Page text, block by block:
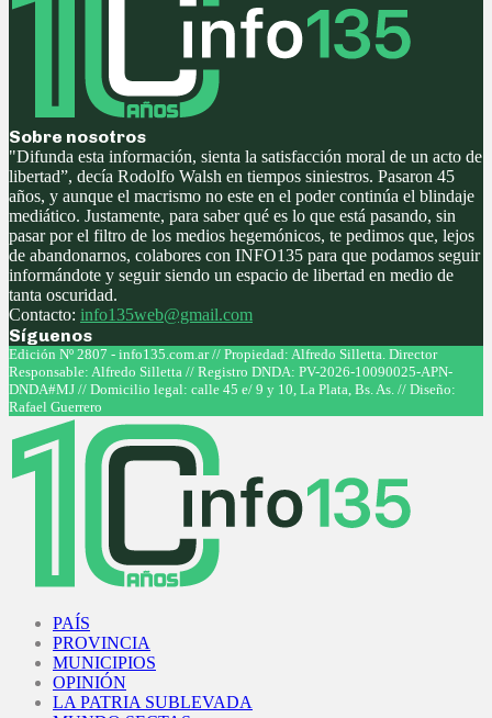
Sobre nosotros
"Difunda esta información, sienta la satisfacción moral de un acto de
libertad”, decía Rodolfo Walsh en tiempos siniestros. Pasaron 45
años, y aunque el macrismo no este en el poder continúa el blindaje
mediático. Justamente, para saber qué es lo que está pasando, sin
pasar por el filtro de los medios hegemónicos, te pedimos que, lejos
de abandonarnos, colabores con INFO135 para que podamos seguir
informándote y seguir siendo un espacio de libertad en medio de
tanta oscuridad.
Contacto: info135web@gmail.com
Síguenos
Facebook
Twitter
Instagram
Youtube
Edición Nº 2807 - info135.com.ar // Propiedad: Alfredo Silletta. Director
Responsable: Alfredo Silletta // Registro DNDA: PV-2026-10090025-APN-
DNDA#MJ // Domicilio legal: calle 45 e/ 9 y 10, La Plata, Bs. As. // Diseño:
Rafael Guerrero
PAÍS
PROVINCIA
MUNICIPIOS
OPINIÓN
LA PATRIA SUBLEVADA